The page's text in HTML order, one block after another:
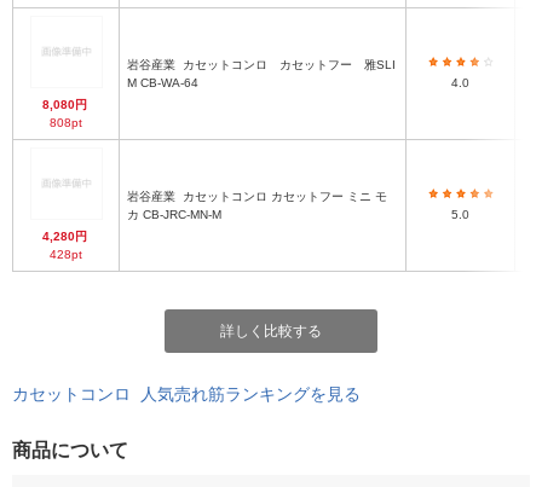
8,080円
808pt
岩谷産業
M CB-WA-64
4.0
4,280円
428pt
岩谷産業
カ CB-JRC-MN-M
5.0
詳しく比較する
カセットコンロ 人気売れ筋ランキングを見る
商品について